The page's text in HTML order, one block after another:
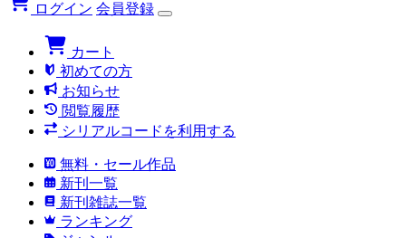
ログイン 会員登録
カート
初めての方
お知らせ
閲覧履歴
シリアルコードを利用する
無料・セール作品
新刊一覧
新刊雑誌一覧
ランキング